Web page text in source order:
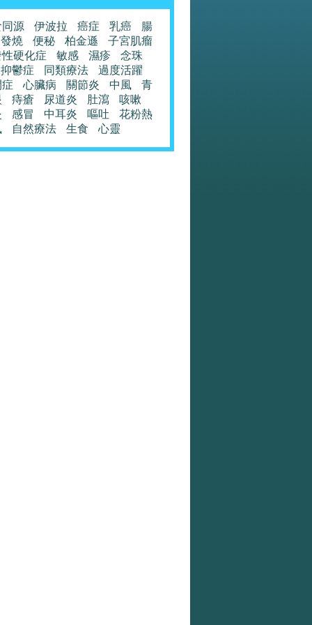
源 伊波拉 癌症 乳癌
腸
發燒
便秘 柏金遜
子宮肌瘤
硬化症
敏感 濕疹
念珠
抑鬱症
同類療法
過度活躍
心臟病 關節炎 中風
青
痔瘡 尿道炎 肚瀉
咳嗽
感冒 中耳炎 嘔吐
花粉熱
自然療法 生食 心靈